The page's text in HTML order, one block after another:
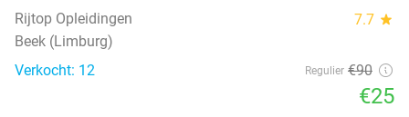
Rijtop Opleidingen 7.7 star
Beek (Limburg)
Verkocht: 12
Regulier €90
€25